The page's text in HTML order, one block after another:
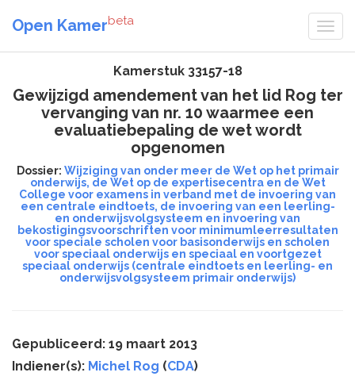
Open Kamerbeta
Kamerstuk 33157-18
Gewijzigd amendement van het lid Rog ter
vervanging van nr. 10 waarmee een
evaluatiebepaling de wet wordt
opgenomen
Dossier: Wijziging van onder meer de Wet op het primair
onderwijs, de Wet op de expertisecentra en de Wet
College voor examens in verband met de invoering van
een centrale eindtoets, de invoering van een leerling-
en onderwijsvolgsysteem en invoering van
bekostigingsvoorschriften voor minimumleerresultaten
voor speciale scholen voor basisonderwijs en scholen
voor speciaal onderwijs en speciaal en voortgezet
speciaal onderwijs (centrale eindtoets en leerling- en
onderwijsvolgsysteem primair onderwijs)
Gepubliceerd: 19 maart 2013
Indiener(s): Michel Rog (CDA)